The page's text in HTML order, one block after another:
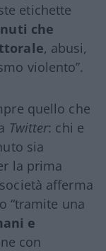
etichette
che
, abusi,
violento”.
quello che
Twitter: chi e
sia
la prima
afferma
“tramite una
e
con